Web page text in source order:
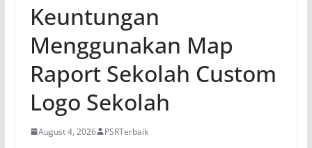
Keuntungan
Menggunakan Map
Raport Sekolah Custom
Logo Sekolah
August 4, 2026 PSRTerbaik